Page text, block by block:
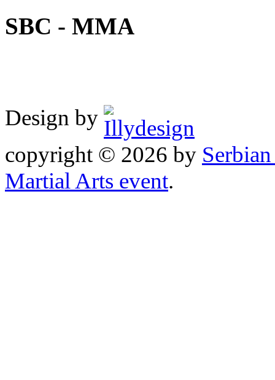
SBC - MMA
Design by
copyright © 2026 by
Martial Arts event.